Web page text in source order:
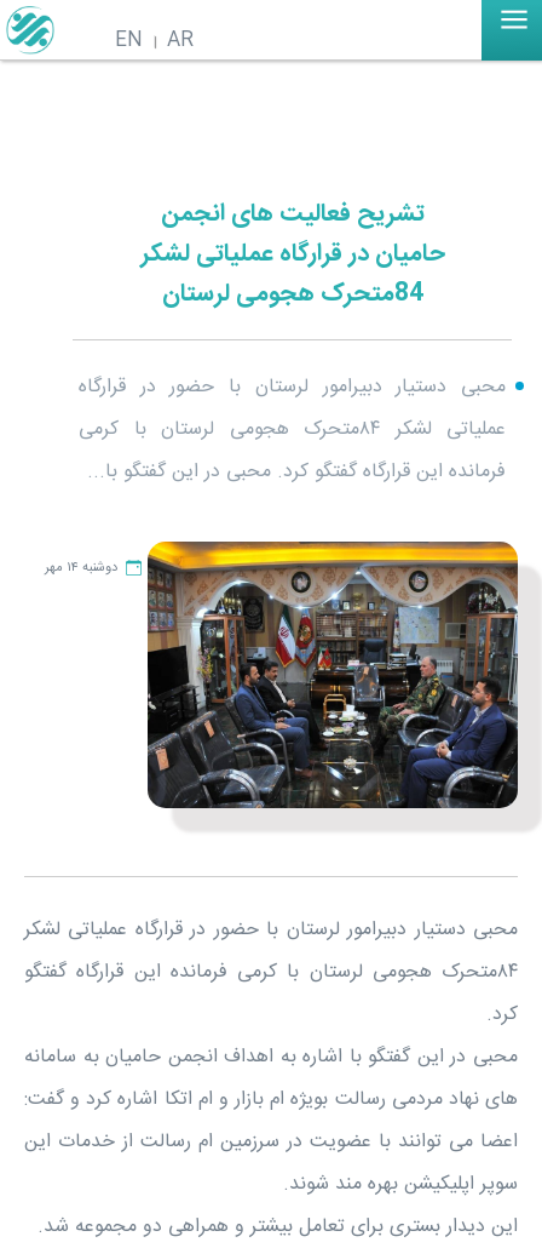
AR
EN
تشریح فعالیت های انجمن
حامیان در قرارگاه عملیاتی لشکر
84متحرک هجومی لرستان
محبی دستیار دبیرامور لرستان با حضور در قرارگاه
عملیاتی لشکر ۸۴متحرک هجومی لرستان با کرمی
فرمانده این قرارگاه گفتگو کرد. محبی در این گفتگو با...
دوشنبه ۱۴ مهر
محبی دستیار دبیرامور لرستان با حضور در قرارگاه عملیاتی لشکر
۸۴متحرک هجومی لرستان با کرمی فرمانده این قرارگاه گفتگو
کرد.
محبی در این گفتگو با اشاره به اهداف انجمن حامیان به سامانه
های نهاد مردمی رسالت بویژه ام بازار و ام اتکا اشاره کرد و گفت:
اعضا می توانند با عضویت در سرزمین ام رسالت از خدمات این
سوپر اپلیکیشن بهره مند شوند.
این دیدار بستری برای تعامل بیشتر و همراهی دو مجموعه شد.